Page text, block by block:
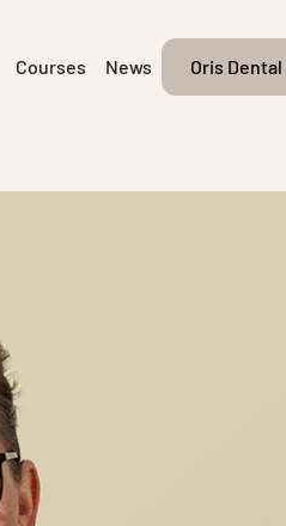
Courses News Oris Dental